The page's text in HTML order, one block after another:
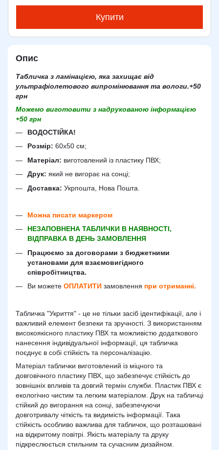
Купити
Опис
Табличка з ламінацією, яка захищає від
ультрафіолетового випромінювання та вологи.+50
грн
Можемо виготовити з надрукованою інформацією
+50 грн
ВОДОСТІЙКА!
Розмір: 60х50 см;
Матеріал: виготовлений із пластику ПВХ;
Друк: який не вигорає на сонці;
Доставка: Укрпошта, Нова Пошта.
Можна писати маркером
НЕЗАПОВНЕНА ТАБЛИЧКИ В НАЯВНОСТІ,
ВІДПРАВКА В ДЕНЬ ЗАМОВЛЕННЯ
Працюємо за договорами з бюджетними
установами для взаємовигідного
співробітництва.
Ви можете ОПЛАТИТИ замовлення при отриманні.
Табличка "Укриття" - це не тільки засіб ідентифікації, але і
важливий елемент безпеки та зручності. З використанням
високоякісного пластику ПВХ та можливістю додаткового
нанесення індивідуальної інформації, ця табличка
поєднує в собі стійкість та персоналізацію.
Матеріал таблички виготовлений із міцного та
довговічного пластику ПВХ, що забезпечує стійкість до
зовнішніх впливів та довгий термін служби. Пластик ПВХ є
екологічно чистим та легким матеріалом. Друк на табличці
стійкий до вигорання на сонці, забезпечуючи
довготривалу чіткість та видимість інформації. Така
стійкість особливо важлива для табличок, що розташовані
на відкритому повітрі. Якість матеріалу та друку
підкреслюється стильним та сучасним дизайном.